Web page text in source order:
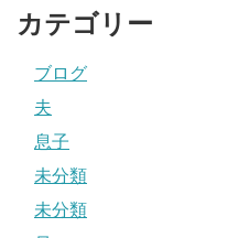
カテゴリー
ブログ
夫
息子
未分類
未分類